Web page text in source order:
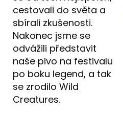
cestovali do světa a
sbírali zkušenosti.
Nakonec jsme se
odvážili představit
naše pivo na festivalu
po boku legend, a tak
se zrodilo Wild
Creatures.